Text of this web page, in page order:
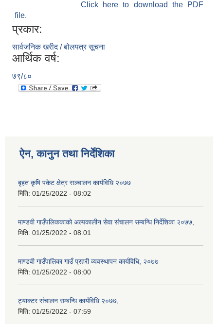
Click here to download the PDF
file.
प्रकार:
सार्वजनिक खरीद / बोलपत्र सूचना
आर्थिक वर्ष:
७९/८०
ऐन, कानुन तथा निर्देशिका
बृहत कृषि पकेट क्षेत्र सञ्चालन कार्यविधि २०७७
मिति: 01/25/2022 - 08:02
माण्डवी गाउँपलिककाको अल्पकालीन सेवा संचालन सम्बन्धि निर्देशिका २०७७,
मिति: 01/25/2022 - 08:01
माण्डवी गाउँपालिका गाउँ प्रहरी व्यवस्थापन कार्यविधि, २०७७
मिति: 01/25/2022 - 08:00
ट्याक्टर संचालन सम्बन्धि कार्यविधि २०७७,
मिति: 01/25/2022 - 07:59